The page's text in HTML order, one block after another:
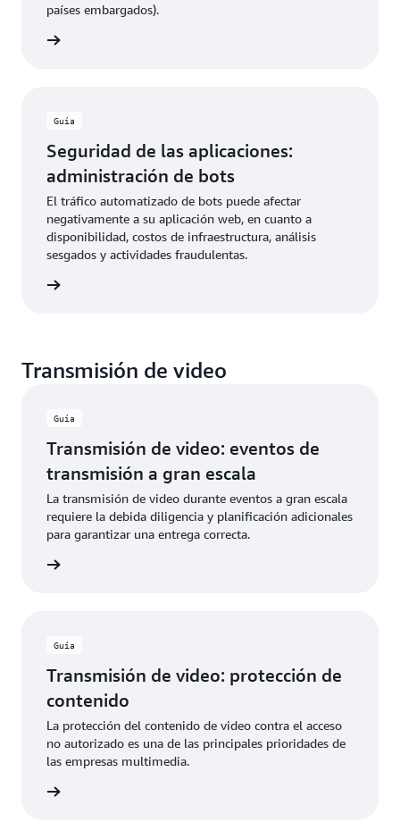
países embargados).
Guía
Seguridad de las aplicaciones:
administración de bots
El tráfico automatizado de bots puede afectar
negativamente a su aplicación web, en cuanto a
disponibilidad, costos de infraestructura, análisis
sesgados y actividades fraudulentas.
Transmisión de video
Guía
Transmisión de video: eventos de
transmisión a gran escala
La transmisión de video durante eventos a gran escala
requiere la debida diligencia y planificación adicionales
para garantizar una entrega correcta.
Guía
Transmisión de video: protección de
contenido
La protección del contenido de video contra el acceso
no autorizado es una de las principales prioridades de
las empresas multimedia.